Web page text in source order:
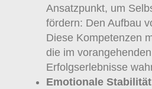
Ansatzpunkt, um
fördern: Den Aufbau
Diese Kompetenzen
die im
Erfolgserlebnisse
Emotionale Stabilität